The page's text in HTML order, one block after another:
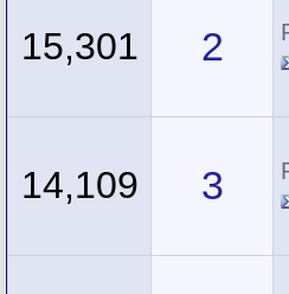
2
15,301
3
14,109